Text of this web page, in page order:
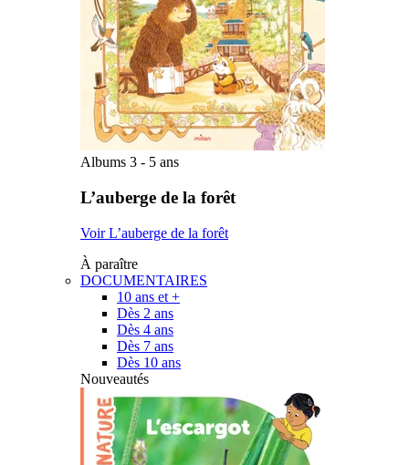
Albums 3 - 5 ans
L’auberge de la forêt
Voir L’auberge de la forêt
À paraître
DOCUMENTAIRES
10 ans et +
Dès 2 ans
Dès 4 ans
Dès 7 ans
Dès 10 ans
Nouveautés